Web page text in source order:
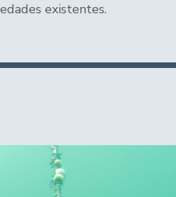
existentes.